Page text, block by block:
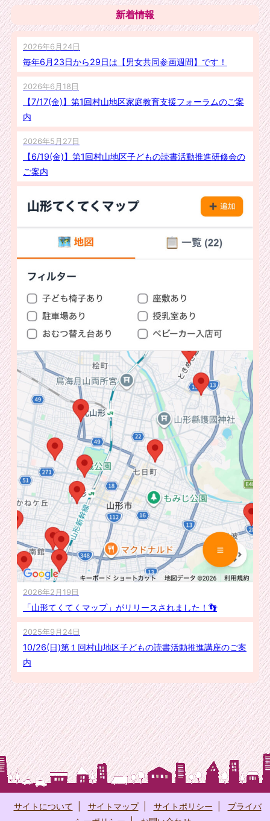
新着情報
2026年6月24日
毎年6月23日から29日は【男女共同参画週間】です！
2026年6月18日
【7/17(金)】第1回村山地区家庭教育支援フォーラムのご案
内
2026年5月27日
【6/19(金)】第1回村山地区子どもの読書活動推進研修会の
ご案内
2026年2月19日
「山形てくてくマップ」がリリースされました！👣
2025年9月24日
10/26(日)第１回村山地区子どもの読書活動推進講座のご案
内
サイトについて サイトマップ サイトポリシー
プライバ